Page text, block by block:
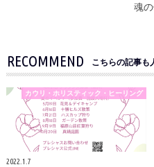
魂
RECOMMEND こちらの記事も
カウリ・ホリスティック・ヒーリング
2022.1.7